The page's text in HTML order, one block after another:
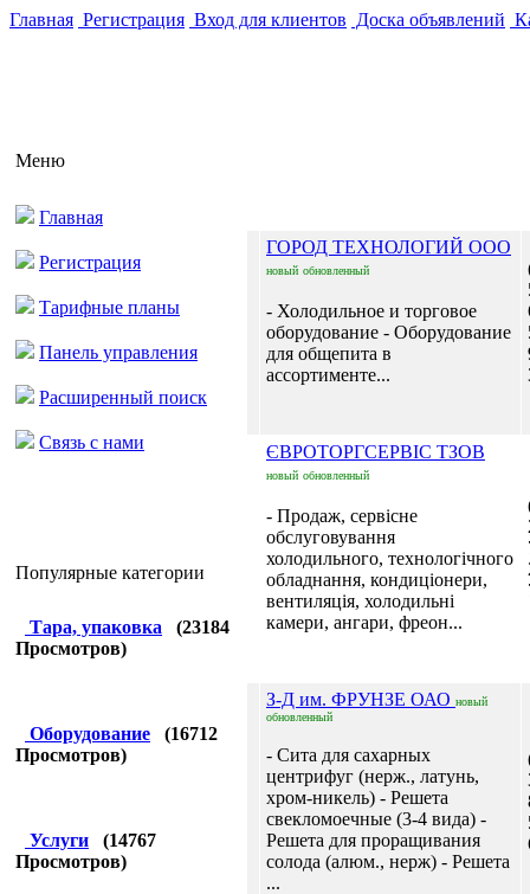
Главная Регистрация Вход для клиентов Доска объявлений
Меню
Главная
Регистрация
Тарифные планы
Панель управления
Расширенный поиск
Связь с нами
Популярные категории
Тара, упаковка (23184
Просмотров)
Оборудование (16712
Просмотров)
Услуги (14767
Просмотров)
ГОРОД ТЕХНОЛОГИЙ ООО
новый обновленный
- Холодильное и торговое
оборудование - Оборудование
для общепита в
ассортименте...
ЄВРОТОРГСЕРВІС ТЗОВ
новый обновленный
- Продаж, сервісне
обслуговування
холодильного, технологічного
обладнання, кондиціонери,
вентиляція, холодильні
камери, ангари, фреон...
З-Д им. ФРУНЗЕ ОАО новый
обновленный
- Сита для сахарных
центрифуг (нерж., латунь,
хром-никель) - Решета
свекломоечные (3-4 вида) -
Решета для проращивания
солода (алюм., нерж) - Решета
...